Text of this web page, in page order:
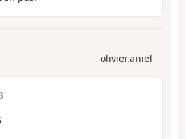
olivier.aniel